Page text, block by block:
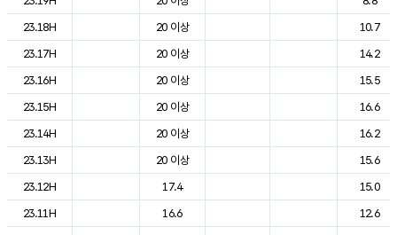
23.18H
20 이상
10.7
23.17H
20 이상
14.2
23.16H
20 이상
15.5
23.15H
20 이상
16.6
23.14H
20 이상
16.2
23.13H
20 이상
15.6
23.12H
17.4
15.0
23.11H
16.6
12.6